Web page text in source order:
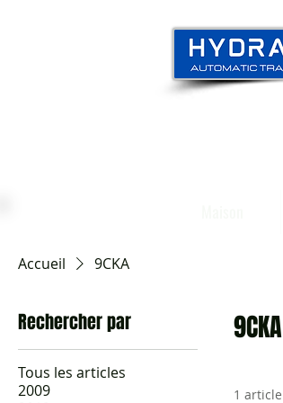
Accueil 9CKA
Rechercher par
Tous les articles
2009
9CKA
1 article